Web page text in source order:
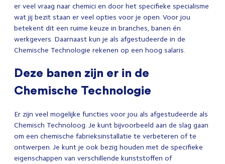
er veel vraag naar chemici en door het specifieke specialisme
wat jij bezit staan er veel opties voor je open. Voor jou
betekent dit een ruime keuze in branches, banen én
werkgevers. Daarnaast kun je als afgestudeerde in de
Chemische Technologie rekenen op een hoog salaris.
Deze banen zijn er in de
Chemische Technologie
Er zijn veel mogelijke functies voor jou als afgestudeerde als
Chemisch Technoloog. Je kunt bijvoorbeeld aan de slag gaan
om een chemische fabrieksinstallatie te verbeteren of te
ontwerpen. Je kunt je ook bezig houden met de specifieke
eigenschappen van verschillende kunststoffen of